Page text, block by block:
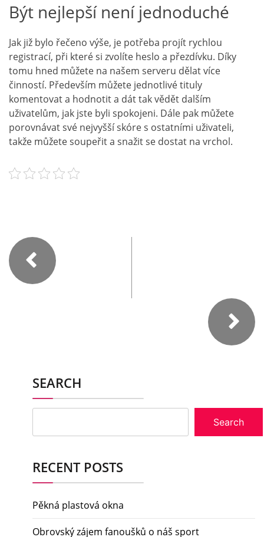
Být nejlepší není jednoduché
Jak již bylo řečeno výše, je potřeba projít rychlou
registrací, při které si zvolíte heslo a přezdívku. Díky
tomu hned můžete na našem serveru dělat více
činností. Především můžete jednotlivé tituly
komentovat a hodnotit a dát tak vědět dalším
uživatelům, jak jste byli spokojeni. Dále pak můžete
porovnávat své nejvyšší skóre s ostatními uživateli,
takže můžete soupeřit a snažit se dostat na vrchol.
SEARCH
Search
RECENT POSTS
Pěkná plastová okna
Obrovský zájem fanoušků o náš sport